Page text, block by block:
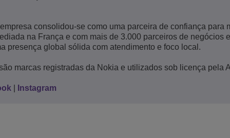
consolidou-se como uma parceira de confiança para
na França e com mais de 3.000 parceiros de negócios
presença global sólida com atendimento e foco local.
marcas registradas da Nokia e utilizados sob licença pela
Instagram